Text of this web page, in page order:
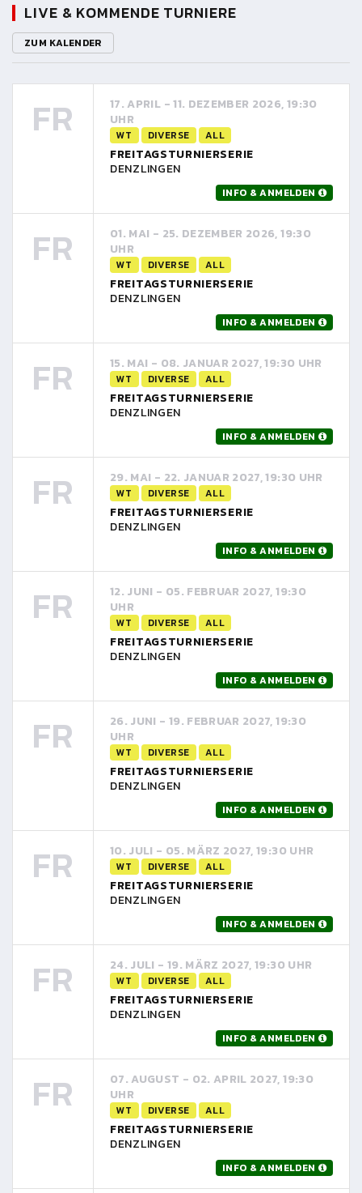
LIVE & KOMMENDE TURNIERE
ZUM KALENDER
FR
17. APRIL - 11. DEZEMBER 2026, 19:30
UHR
WT DIVERSE ALL
FREITAGSTURNIERSERIE
DENZLINGEN
INFO & ANMELDEN
FR
01. MAI - 25. DEZEMBER 2026, 19:30
UHR
WT DIVERSE ALL
FREITAGSTURNIERSERIE
DENZLINGEN
INFO & ANMELDEN
FR 15. MAI - 08. JANUAR 2027, 19:30 UHR
WT DIVERSE ALL
FREITAGSTURNIERSERIE
DENZLINGEN
INFO & ANMELDEN
FR 29. MAI - 22. JANUAR 2027, 19:30 UHR
WT DIVERSE ALL
FREITAGSTURNIERSERIE
DENZLINGEN
INFO & ANMELDEN
FR
12. JUNI - 05. FEBRUAR 2027, 19:30
UHR
WT DIVERSE ALL
FREITAGSTURNIERSERIE
DENZLINGEN
INFO & ANMELDEN
FR
26. JUNI - 19. FEBRUAR 2027, 19:30
UHR
WT DIVERSE ALL
FREITAGSTURNIERSERIE
DENZLINGEN
INFO & ANMELDEN
FR 10. JULI - 05. MÄRZ 2027, 19:30 UHR
WT DIVERSE ALL
FREITAGSTURNIERSERIE
DENZLINGEN
INFO & ANMELDEN
FR 24. JULI - 19. MÄRZ 2027, 19:30 UHR
WT DIVERSE ALL
FREITAGSTURNIERSERIE
DENZLINGEN
INFO & ANMELDEN
FR
07. AUGUST - 02. APRIL 2027, 19:30
UHR
WT DIVERSE ALL
FREITAGSTURNIERSERIE
DENZLINGEN
INFO & ANMELDEN